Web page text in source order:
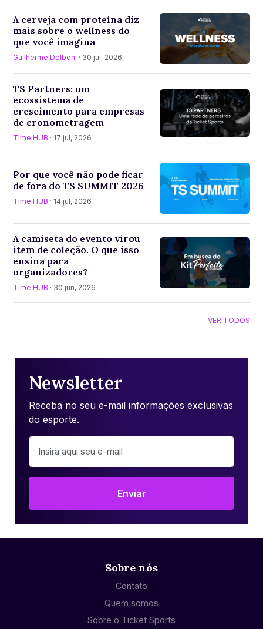
A cerveja com proteína diz
mais sobre o wellness do
que você imagina
Guilherme Delboni · 30 jul, 2026
TS Partners: um
ecossistema de
crescimento para empresas
de cronometragem
Time HUB · 17 jul, 2026
Por que você não pode ficar
de fora do TS SUMMIT 2026
Time HUB · 14 jul, 2026
A camiseta do evento virou
item de coleção. O que isso
ensina para
organizadores?
Time HUB · 30 jun, 2026
VER TODOS
Newsletter
Receba no seu e-mail informações exclusivas
do esporte.
Enviar
Sobre nós
Contato
Quem somos
Sobre o Ticket Sports